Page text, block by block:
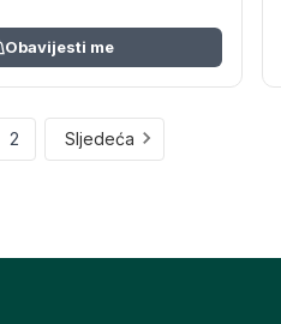
Obavijesti me
2 Sljedeća